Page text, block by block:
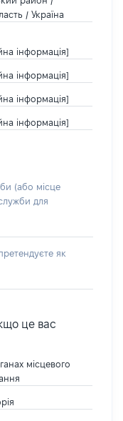
/ Україна
інформація]
інформація]
інформація]
інформація]
(або місце
для
як
це вас
місцевого